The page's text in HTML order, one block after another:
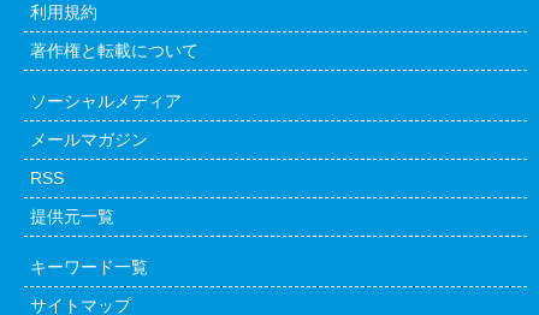
利用規約
著作権と転載について
ソーシャルメディア
メールマガジン
RSS
提供元一覧
キーワード一覧
サイトマップ